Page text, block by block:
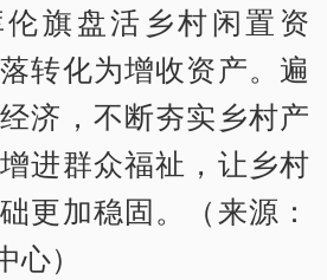
旗盘活乡村闲置资
转化为增收资产。遍
济，不断夯实乡村产
进群众福祉，让乡村
更加稳固。（来源：
）